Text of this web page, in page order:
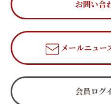
お問い合
メールニュー
会員ログ